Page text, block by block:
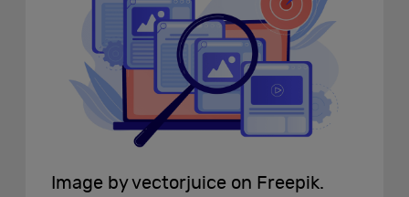
Image by vectorjuice on Freepik.